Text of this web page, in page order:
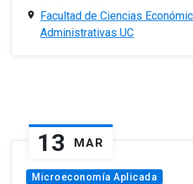
Facultad de Ciencias
Administrativas UC
13 MAR
Microeconomía Aplicada